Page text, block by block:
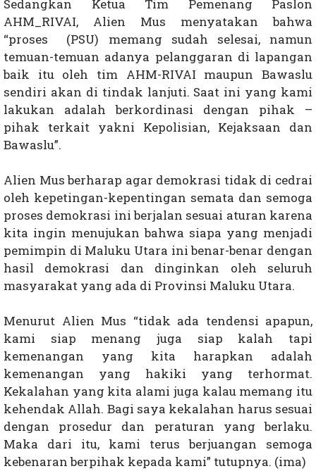
Sedangkan Ketua Tim Pemenang Paslon
AHM_RIVAI, Alien Mus menyatakan bahwa
“proses (PSU) memang sudah selesai, namun
temuan-temuan adanya pelanggaran di lapangan
baik itu oleh tim AHM-RIVAI maupun Bawaslu
sendiri akan di tindak lanjuti. Saat ini yang kami
lakukan adalah berkordinasi dengan pihak –
pihak terkait yakni Kepolisian, Kejaksaan dan
Bawaslu”.
Alien Mus berharap agar demokrasi tidak di cedrai
oleh kepetingan-kepentingan semata dan semoga
proses demokrasi ini berjalan sesuai aturan karena
kita ingin menujukan bahwa siapa yang menjadi
pemimpin di Maluku Utara ini benar-benar dengan
hasil demokrasi dan dinginkan oleh seluruh
masyarakat yang ada di Provinsi Maluku Utara.
Menurut Alien Mus “tidak ada tendensi apapun,
kami siap menang juga siap kalah tapi
kemenangan yang kita harapkan adalah
kemenangan yang hakiki yang terhormat.
Kekalahan yang kita alami juga kalau memang itu
kehendak Allah. Bagi saya kekalahan harus sesuai
dengan prosedur dan peraturan yang berlaku.
Maka dari itu, kami terus berjuangan semoga
kebenaran berpihak kepada kami” tutupnya. (ima)